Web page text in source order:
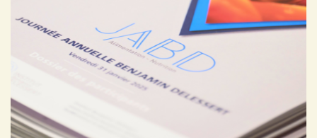
Abonnez-vous à notre compte
LinkedIn pour suivre nos actualités,
événements et les avancées de